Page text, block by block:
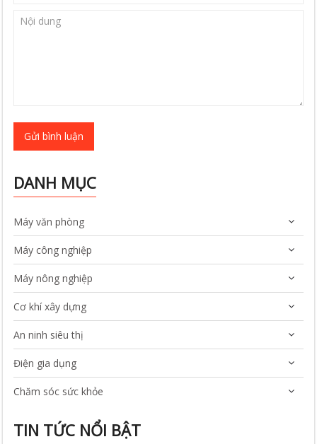
Gửi bình luận
DANH MỤC
Máy văn phòng
Máy công nghiệp
Máy nông nghiệp
Cơ khí xây dựng
An ninh siêu thị
Điện gia dụng
Chăm sóc sức khỏe
TIN TỨC NỔI BẬT